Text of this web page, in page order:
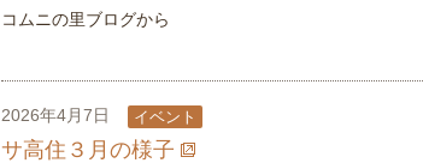
コムニの里ブログから
2026年4月7日 イベント
サ高住３月の様子